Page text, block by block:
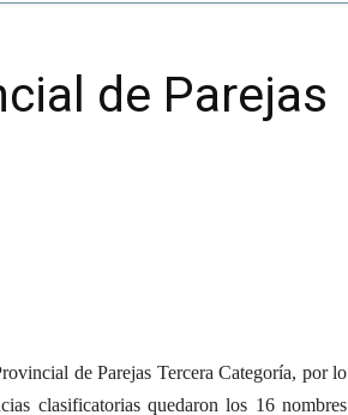
de Parejas
de Parejas Tercera Categoría, por lo
clasificatorias quedaron los 16 nombres